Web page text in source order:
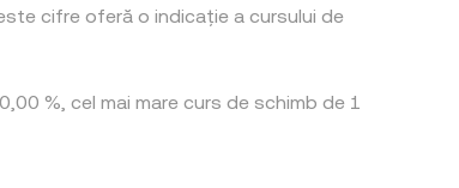
cifre oferă o indicație a cursului de
%, cel mai mare curs de schimb de 1